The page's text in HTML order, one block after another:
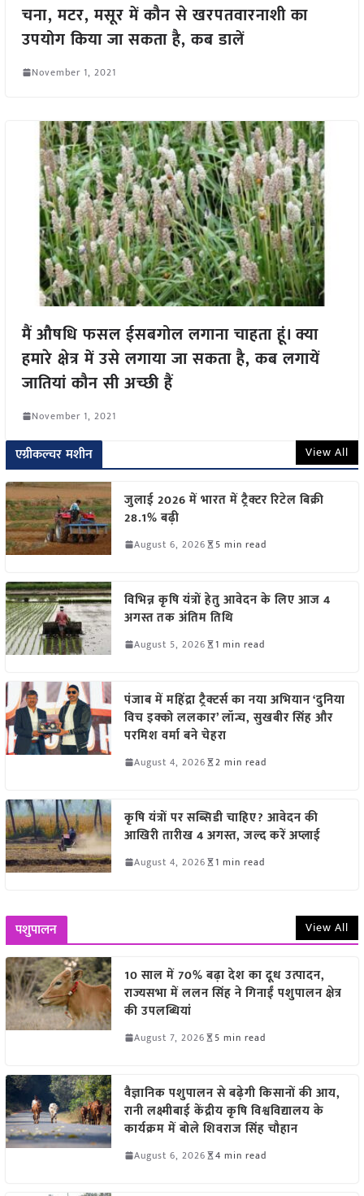
चना, मटर, मसूर में कौन से खरपतवारनाशी का
उपयोग किया जा सकता है, कब डालें
November 1, 2021
मैं औषधि फसल ईसबगोल लगाना चाहता हूं। क्या
हमारे क्षेत्र में उसे लगाया जा सकता है, कब लगायें
जातियां कौन सी अच्छी हैं
November 1, 2021
एग्रीकल्चर मशीन View All
जुलाई 2026 में भारत में ट्रैक्टर रिटेल बिक्री
28.1% बढ़ी
August 6, 2026 5 min read
विभिन्न कृषि यंत्रों हेतु आवेदन के लिए आज 4
अगस्त तक अंतिम तिथि
August 5, 2026 1 min read
पंजाब में महिंद्रा ट्रैक्टर्स का नया अभियान ‘दुनिया
विच इक्को ललकार’ लॉन्च, सुखबीर सिंह और
परमिश वर्मा बने चेहरा
August 4, 2026 2 min read
कृषि यंत्रों पर सब्सिडी चाहिए? आवेदन की
आखिरी तारीख 4 अगस्त, जल्द करें अप्लाई
August 4, 2026 1 min read
पशुपालन View All
10 साल में 70% बढ़ा देश का दूध उत्पादन,
राज्यसभा में ललन सिंह ने गिनाईं पशुपालन क्षेत्र
की उपलब्धियां
August 7, 2026 5 min read
वैज्ञानिक पशुपालन से बढ़ेगी किसानों की आय,
रानी लक्ष्मीबाई केंद्रीय कृषि विश्वविद्यालय के
कार्यक्रम में बोले शिवराज सिंह चौहान
August 6, 2026 4 min read